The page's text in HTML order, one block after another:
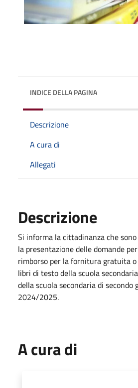
INDICE DELLA PAGINA
Descrizione
A cura di
Allegati
Descrizione
Si informa la cittadinanza che
la presentazione delle domande
rimborso per la fornitura gratuita
libri di testo della scuola
della scuola secondaria di secondo
2024/2025.
A cura di